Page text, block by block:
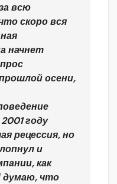
всю
скоро вся
начнет
осени,
году
рецессия, но
и
как
думаю, что